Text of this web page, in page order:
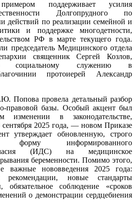
поддерживает усилия
Долгопрудного по
действий по реализации семейной и
и поддержке многодетности,
РФ в марте текущего года.
председатель Медицинского отдела
священник Сергей Козлов,
социальному служению в
протоиерей Александр
Попова провела детальный разбор
правовой базы. Особый акцент был
изменении в законодательстве,
2025 года, — новом Приказе
утверждает обновленную, строго
форму информированного
(ИДС) на медицинское
беременности. Помимо этого,
важные нововведения 2025 года:
рекомендации, новые стандарты
соблюдение «сроков
о демонстрации сердцебиения